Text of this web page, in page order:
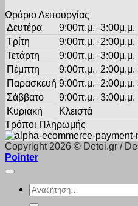
Ωράριο Λειτουργίας
Δευτέρα
9:00π.μ.–3:00μ.μ.
Τρίτη
9:00π.μ.–2:00μ.μ.
Τετάρτη
9:00π.μ.–3:00μ.μ.
Πέμπτη
9:00π.μ.–2:00μ.μ.
Παρασκευή 9:00π.μ.–2:00μ.μ.
Σάββατο
9:00π.μ.–3:00μ.μ.
Κυριακή
Κλειστά
Τρόποι Πληρωμής
Copyright 2026 © Detoi.gr /
Pointer
Αναζήτηση
για: